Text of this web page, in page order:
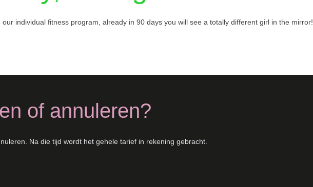
individual fitness program, already in 90 days you will see a totally different girl in the mirror!
of annuleren?
Na die tijd wordt het gehele tarief in rekening gebracht.